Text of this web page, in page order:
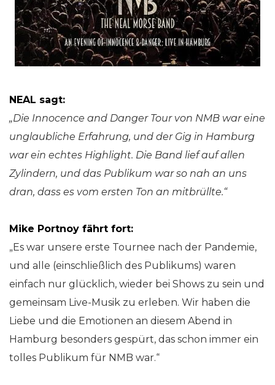
NEAL sagt:
„Die Innocence and Danger Tour von NMB war eine
unglaubliche Erfahrung, und der Gig in Hamburg
war ein echtes Highlight. Die Band lief auf allen
Zylindern, und das Publikum war so nah an uns
dran, dass es vom ersten Ton an mitbrüllte.“
Mike Portnoy fährt fort:
„Es war unsere erste Tournee nach der Pandemie,
und alle (einschließlich des Publikums) waren
einfach nur glücklich, wieder bei Shows zu sein und
gemeinsam Live-Musik zu erleben. Wir haben die
Liebe und die Emotionen an diesem Abend in
Hamburg besonders gespürt, das schon immer ein
tolles Publikum für NMB war.“